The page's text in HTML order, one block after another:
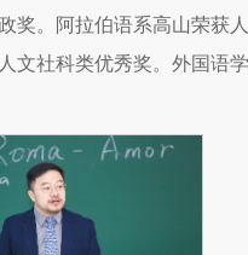
。阿拉伯语系高山荣获人
文社科类优秀奖。外国语